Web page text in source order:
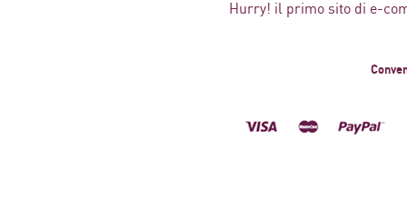
Hurry! il primo sito di e-